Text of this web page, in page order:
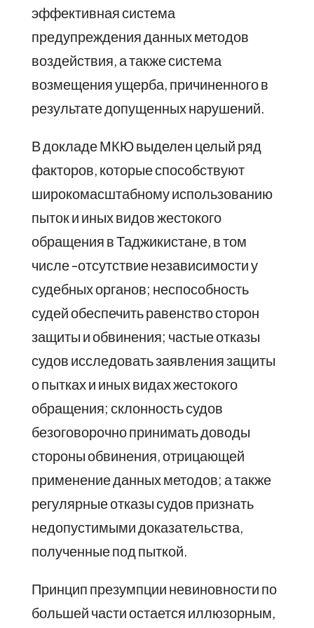
эффективная система
предупреждения данных методов
воздействия, а также система
возмещения ущерба, причиненного в
результате допущенных нарушений.
В докладе МКЮ выделен целый ряд
факторов, которые способствуют
широкомасштабному использованию
пыток и иных видов жестокого
обращения в Таджикистане, в том
числе -отсутствие независимости у
судебных органов; неспособность
судей обеспечить равенство сторон
защиты и обвинения; частые отказы
судов исследовать заявления защиты
о пытках и иных видах жестокого
обращения; склонность судов
безоговорочно принимать доводы
стороны обвинения, отрицающей
применение данных методов; а также
регулярные отказы судов признать
недопустимыми доказательства,
полученные под пыткой.
Принцип презумпции невиновности по
большей части остается иллюзорным,